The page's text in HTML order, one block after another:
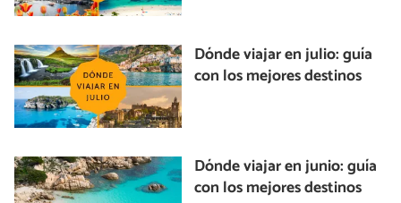
Dónde viajar en julio: guía
con los mejores destinos
Dónde viajar en junio: guía
con los mejores destinos